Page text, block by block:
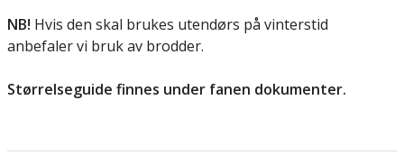
NB! Hvis den skal brukes utendørs på vinterstid
anbefaler vi bruk av brodder.
Størrelseguide finnes under fanen dokumenter.